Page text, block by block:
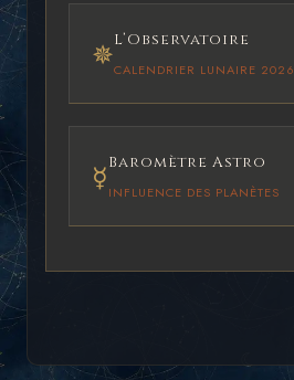
✵L’Observatoire
CALENDRIER LUNAIRE 2026
☿Baromètre Astro
INFLUENCE DES PLANÈTES